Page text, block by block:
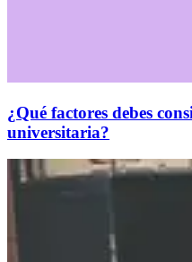
¿Qué factores debes
universitaria?